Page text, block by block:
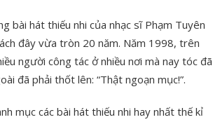
bài hát thiếu nhi của nhạc sĩ Phạm Tuyên
đây vừa tròn 20 năm. Năm 1998, trên
người công tác ở nhiều nơi mà nay tóc đã
đã phải thốt lên: “Thật ngoạn mục!”.
mục các bài hát thiếu nhi hay nhất thế kỉ